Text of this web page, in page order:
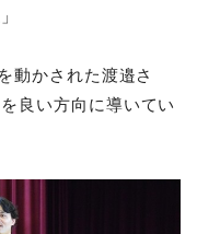
動かされた渡邉さ
良い方向に導いてい